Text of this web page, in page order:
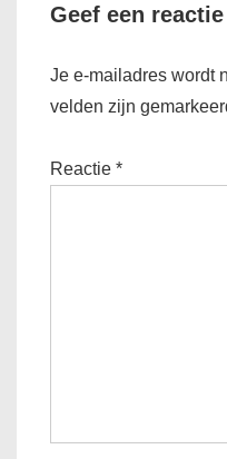
Geef een reactie
Je e-mailadres wordt
velden zijn
Reactie *